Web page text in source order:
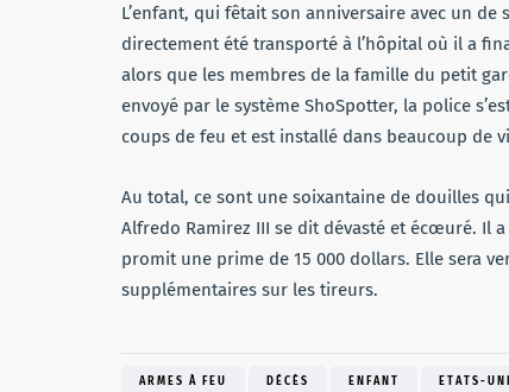
L’enfant, qui fêtait son anniversaire avec un de
directement été transporté à l’hôpital où il a
alors que les membres de la famille du petit
envoyé par le système ShoSpotter, la police
coups de feu et est installé dans beaucoup de
Au total, ce sont une soixantaine de douilles
Alfredo Ramirez III se dit dévasté et écœuré. Il
promit une prime de 15 000 dollars. Elle sera
supplémentaires sur les tireurs.
ARMES À FEU DÉCÈS ENFANT ETATS-